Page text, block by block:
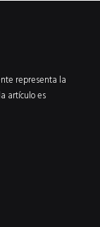
representa la
artículo es